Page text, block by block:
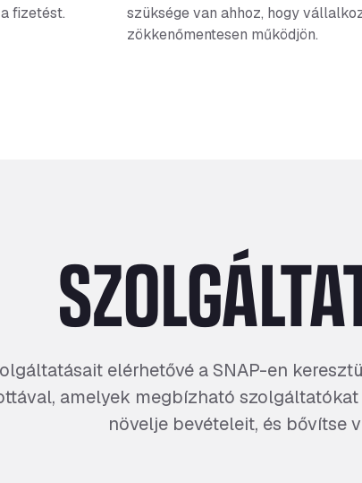
fizetést.
szüksége van ahhoz, hogy
zökkenőmentesen működjön.
elérhetővé a SNAP-en
amelyek megbízható
növelje bevételeit, és bővítse